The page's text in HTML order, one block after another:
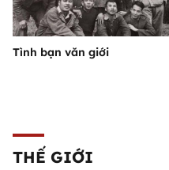
Tình bạn văn giới
THẾ GIỚI